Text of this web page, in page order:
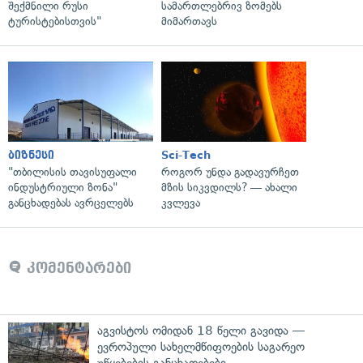
შექმნილი რუსი
ტურისტებისთვის"
სამართლებრივ ზომებს
მიმართავს
ბიზნესი
"თბილისის თავისუფალი
ინდუსტრიული ზონა"
განცხადებას ავრცელებს
Sci-Tech
როგორ უნდა გადავურჩეთ
მზის სიკვდილს? — ახალი
კვლევა
კომენტარები
აგვისტოს ომიდან 18 წელი გავიდა —
ევროპული სახელმწიფოების საგარეო